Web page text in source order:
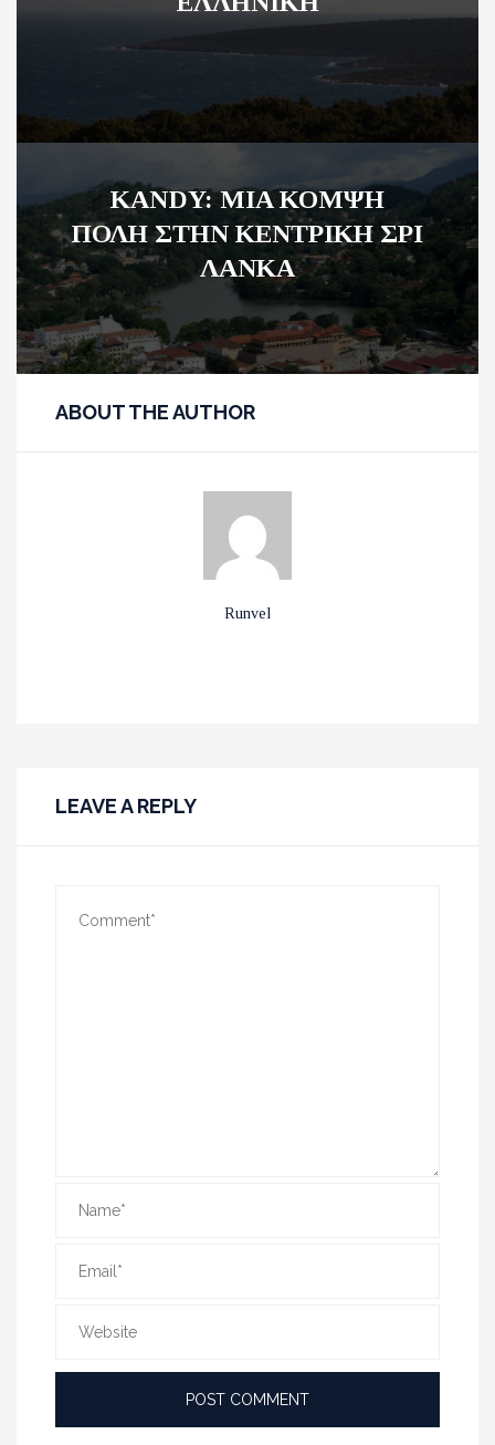
KANDY: MIA ΚΟΜΨΗ
ΠΟΛΗ ΣΤΗΝ ΚΕΝΤΡΙΚΗ ΣΡΙ
ΛΑΝΚΑ
ABOUT THE AUTHOR
Runvel
LEAVE A REPLY